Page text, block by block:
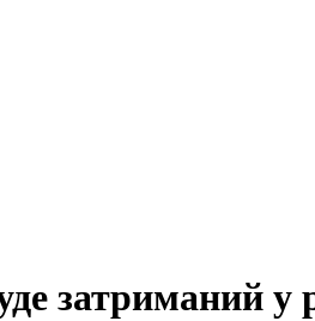
затриманий у